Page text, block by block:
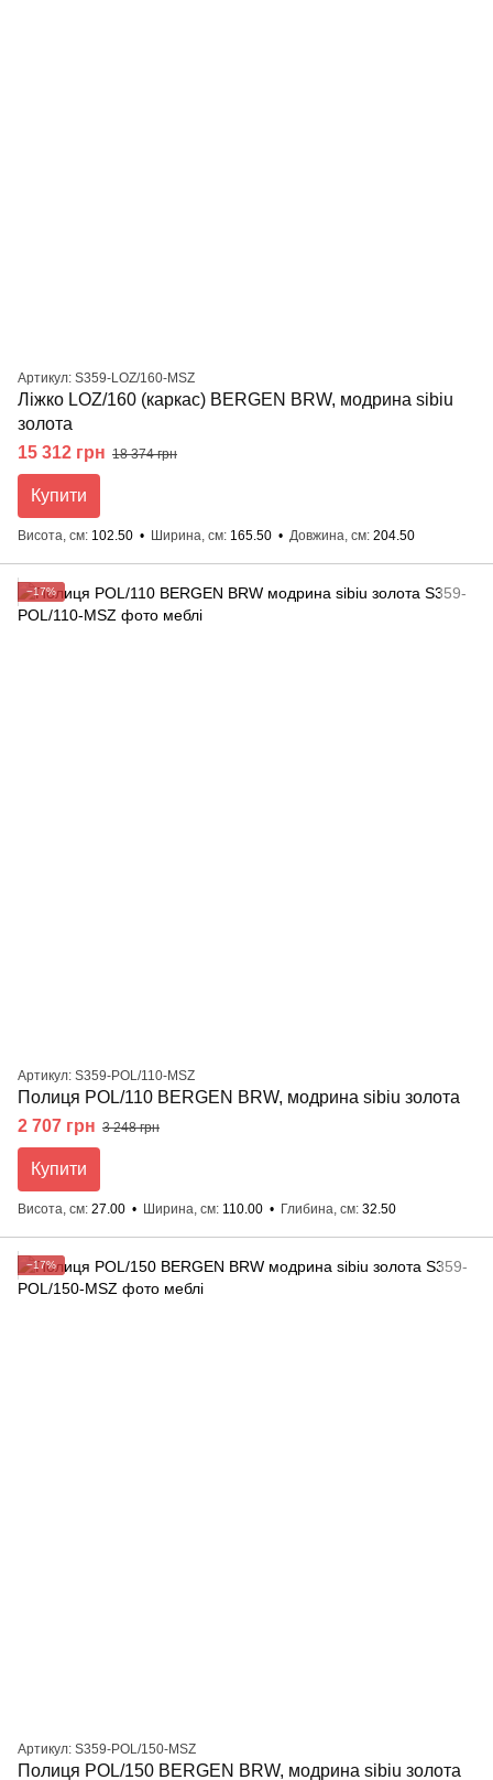
Артикул: S359-LOZ/160-MSZ
Ліжко LOZ/160 (каркас) BERGEN BRW, модрина sibiu
золота
15 312 грн 18 374 грн
Купити
Висота, см 102.50 Ширина, см 165.50 Довжина, см 204.50
−17%
Артикул: S359-POL/110-MSZ
Полиця POL/110 BERGEN BRW, модрина sibiu золота
2 707 грн 3 248 грн
Купити
Висота, см 27.00 Ширина, см 110.00 Глибина, см 32.50
−17%
Артикул: S359-POL/150-MSZ
Полиця POL/150 BERGEN BRW, модрина sibiu золота